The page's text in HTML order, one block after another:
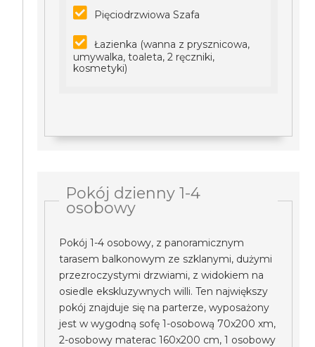
Pięciodrzwiowa Szafa
Łazienka (wanna z prysznicowa,
umywalka, toaleta, 2 ręczniki,
kosmetyki)
Pokój dzienny 1-4
osobowy
Pokój 1-4 osobowy, z panoramicznym
tarasem balkonowym ze szklanymi, dużymi
przezroczystymi drzwiami, z widokiem na
osiedle ekskluzywnych willi. Ten największy
pokój znajduje się na parterze, wyposażony
jest w wygodną sofę 1-osobową 70x200 xm,
2-osobowy materac 160x200 cm, 1 osobowy